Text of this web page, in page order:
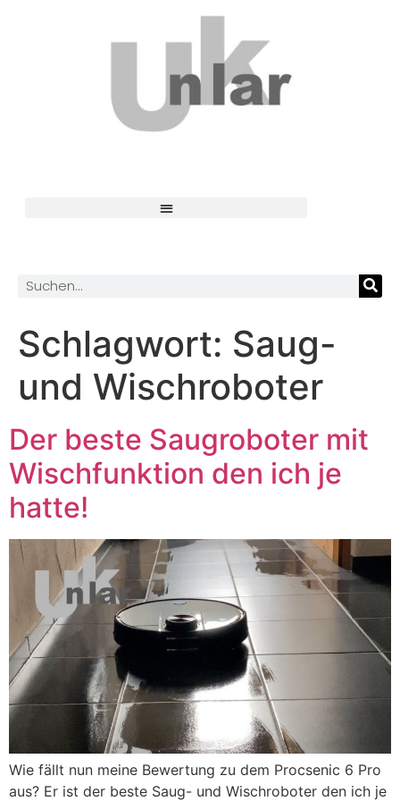
Schlagwort: Saug-
und Wischroboter
Der beste Saugroboter mit
Wischfunktion den ich je
hatte!
Wie fällt nun meine Bewertung zu dem Procsenic 6 Pro
aus? Er ist der beste Saug- und Wischroboter den ich je